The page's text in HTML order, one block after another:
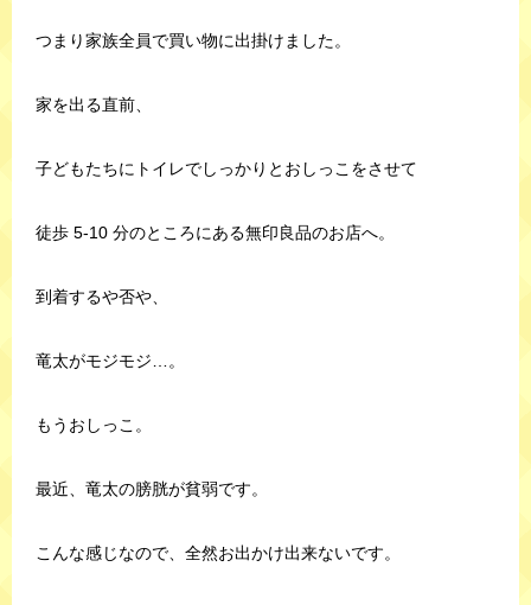
つまり家族全員で買い物に出掛けました。
家を出る直前、
子どもたちにトイレでしっかりとおしっこをさせて
徒歩 5-10 分のところにある無印良品のお店へ。
到着するや否や、
竜太がモジモジ…。
もうおしっこ。
最近、竜太の膀胱が貧弱です。
こんな感じなので、全然お出かけ出来ないです。